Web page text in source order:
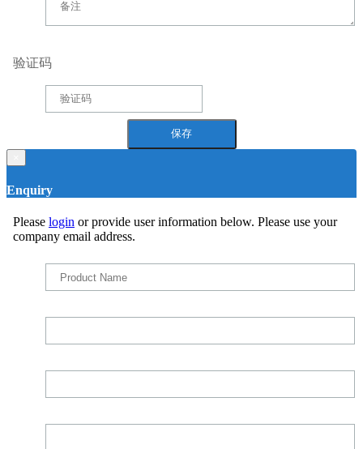
验证码
Enquiry
Please login or provide user information below. Please use your
company email address.